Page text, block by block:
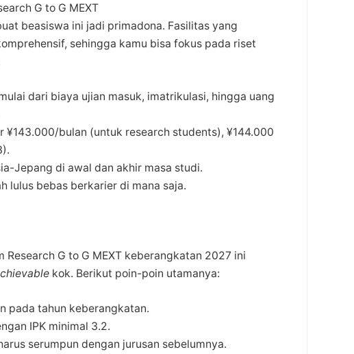
G to G MEXT
beasiswa ini jadi primadona. Fasilitas yang
sehingga kamu bisa fokus pada riset
dari biaya ujian masuk, imatrikulasi, hingga uang
¥143.000/bulan (untuk research students), ¥144.000
Jepang di awal dan akhir masa studi.
lulus bebas berkarier di mana saja.
G to G MEXT keberangkatan 2027 ini
kok. Berikut poin-poin utamanya:
pada tahun keberangkatan.
IPK minimal 3.2.
serumpun dengan jurusan sebelumnya.